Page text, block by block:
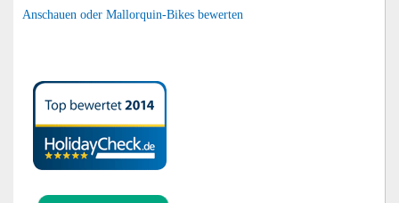
Anschauen oder Mallorquin-Bikes bewerten